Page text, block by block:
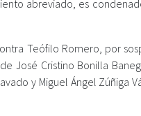
abreviado, es
Teófilo Romero, por
José Cristino Bonilla
y Miguel Ángel Zúñiga